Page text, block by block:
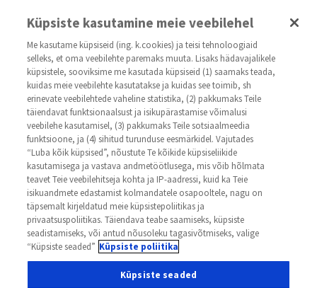
Как лечат меланому кожи?
Выбор метода лечения меланомы зависит от
стадии заболевания. В начальной стадии
заболевания лечение ограничивается
хирургическим удалением опухоли. При
распространении опухоли в коже или
региональных (то есть расположенных близко
kasvaja.net
Küpsiste kasutamine meie veebilehel
Me kasutame küpsiseid (ing. k.cookies) ja teisi tehnoloogiaid
selleks, et oma veebilehte paremaks muuta. Lisaks hädavajalikele
küpsistele, sooviksime me kasutada küpsiseid (1) saamaks teada,
kuidas meie veebilehte kasutatakse ja kuidas see toimib, sh
erinevate veebilehtede vaheline statistika, (2) pakkumaks Teile
täiendavat funktsionaalsust ja isikupärastamise võimalusi
veebilehe kasutamisel, (3) pakkumaks Teile sotsiaalmeedia
funktsioone, ja (4) sihitud turunduse eesmärkidel. Vajutades
“Luba kõik küpsised”, nõustute Te kõikide küpsiseliikide
kasutamisega ja vastava andmetöötlusega, mis võib hõlmata
teavet Teie veebilehitseja kohta ja IP-aadressi, kuid ka Teie
isikuandmete edastamist kolmandatele osapooltele, nagu on
täpsemalt kirjeldatud meie küpsistepoliitikas ja
privaatsuspoliitikas. Täiendava teabe saamiseks, küpsiste
seadistamiseks, või antud nõusoleku tagasivõtmiseks, valige
“Küpsiste seaded” Küpsiste poliitika
Küpsiste seaded